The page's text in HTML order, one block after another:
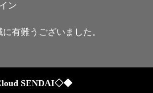
ン
有難うございました。
SENDAI◇◆